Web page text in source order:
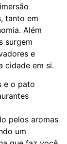
tanto em
Além
surgem
e
cidade em si.
e o pato
pelos aromas
um